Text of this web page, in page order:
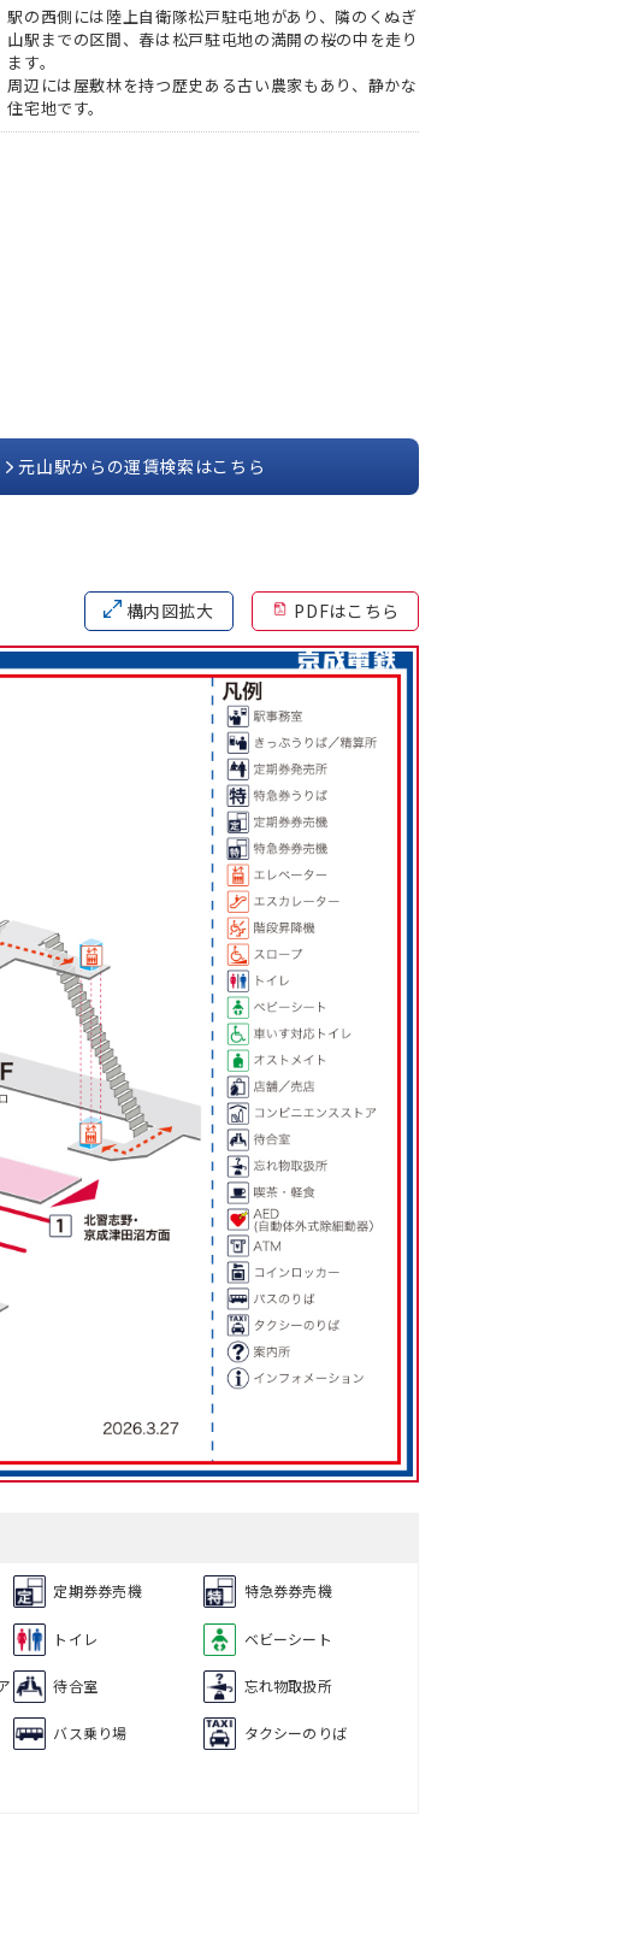
駅の西側には陸上自衛隊松戸駐屯地があり、隣のくぬぎ
山駅までの区間、春は松戸駐屯地の満開の桜の中を走り
ます。
周辺には屋敷林を持つ歴史ある古い農家もあり、静かな
住宅地です。
元山駅からの運賃検索はこちら
構内図拡大 PDFはこちら
定期券券売機 特急券券売機
トイレ ベビーシート
待合室 忘れ物取扱所
バス乗り場 タクシーのりば